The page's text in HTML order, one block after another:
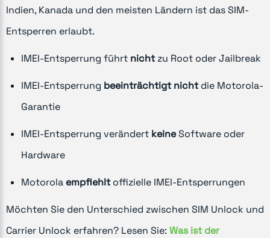
Indien, Kanada und den meisten Ländern ist das SIM-
Entsperren erlaubt.
IMEI-Entsperrung führt nichtzu Root oder Jailbreak
IMEI-Entsperrung beeinträchtigt nichtdie Motorola-
Garantie
IMEI-Entsperrung verändert keineSoftware oder
Hardware
Motorola empfiehltoffizielle IMEI-Entsperrungen
Möchten Sie den Unterschied zwischen SIM Unlock und
Carrier Unlock erfahren? Lesen Sie: Was ist der